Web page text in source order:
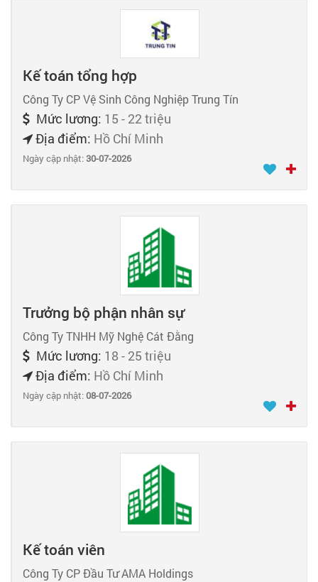
Kế toán tổng hợp
Công Ty CP Vệ Sinh Công Nghiệp Trung Tín
Mức lương: 15 - 22 triệu
Địa điểm: Hồ Chí Minh
Ngày cập nhật:30-07-2026
Trưởng bộ phận nhân sự
Công Ty TNHH Mỹ Nghệ Cát Đằng
Mức lương: 18 - 25 triệu
Địa điểm: Hồ Chí Minh
Ngày cập nhật:08-07-2026
Kế toán viên
Công Ty CP Đầu Tư AMA Holdings